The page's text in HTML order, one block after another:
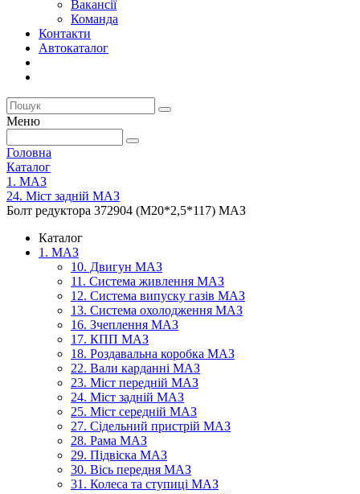
Вакансії
Команда
Контакти
Автокаталог
Меню
Головна
Каталог
1. МАЗ
24. Міст задній МАЗ
Болт редуктора 372904 (М20*2,5*117) МАЗ
Каталог
1. МАЗ
10. Двигун МАЗ
11. Система живлення МАЗ
12. Система випуску газів МАЗ
13. Система охолодження МАЗ
16. Зчеплення МАЗ
17. КПП МАЗ
18. Роздавальна коробка МАЗ
22. Вали карданні МАЗ
23. Міст передній МАЗ
24. Міст задній МАЗ
25. Міст середній МАЗ
27. Сідельний пристрій МАЗ
28. Рама МАЗ
29. Підвіска МАЗ
30. Вісь передня МАЗ
31. Колеса та ступиці МАЗ